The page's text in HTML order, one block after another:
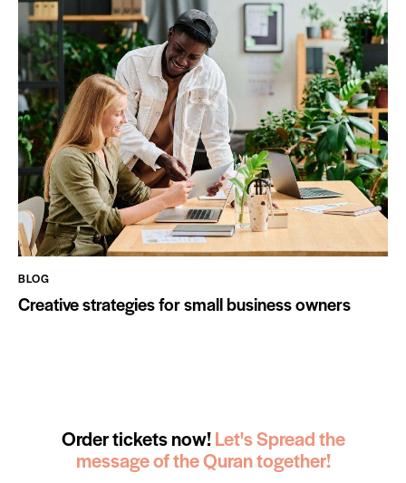
BLOG
Creative strategies for small business owners
Order tickets now!Let's Spread the
message of the Quran together!